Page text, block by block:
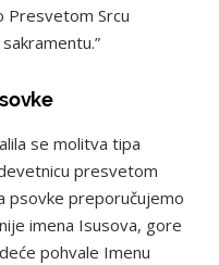
Presvetom Srcu
se molitva tipa
presvetom
psovke preporučujemo
imena Isusova, gore
pohvale Imenu